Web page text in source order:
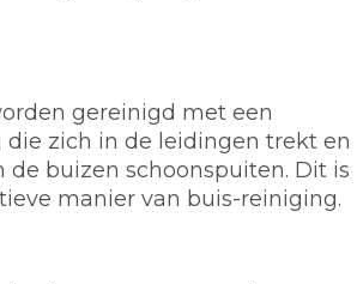
gereinigd met een
die zich in de leidingen trekt en
de buizen schoonspuiten. Dit is
manier van buis-reiniging.